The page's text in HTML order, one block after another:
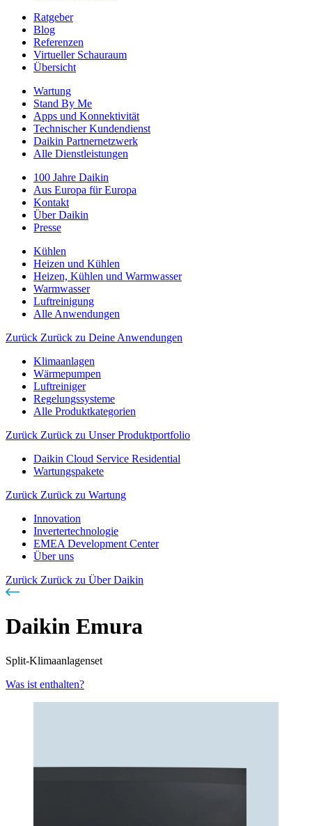
Ratgeber
Blog
Referenzen
Virtueller Schauraum
Übersicht
Wartung
Stand By Me
Apps und Konnektivität
Technischer Kundendienst
Daikin Partnernetzwerk
Alle Dienstleistungen
100 Jahre Daikin
Aus Europa für Europa
Kontakt
Über Daikin
Presse
Kühlen
Heizen und Kühlen
Heizen, Kühlen und Warmwasser
Warmwasser
Luftreinigung
Alle Anwendungen
Zurück Zurück zu Deine Anwendungen
Klimaanlagen
Wärmepumpen
Luftreiniger
Regelungssysteme
Alle Produktkategorien
Zurück Zurück zu Unser Produktportfolio
Daikin Cloud Service Residential
Wartungspakete
Zurück Zurück zu Wartung
Innovation
Invertertechnologie
EMEA Development Center
Über uns
Zurück Zurück zu Über Daikin
Daikin Emura
Split-Klimaanlagenset
Was ist enthalten?